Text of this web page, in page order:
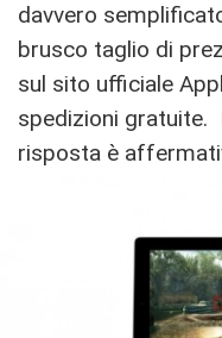
davvero
brusco taglio di
sul sito ufficiale
spedizioni gratuite.
risposta è